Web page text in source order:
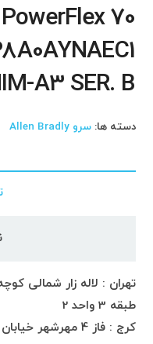
70
A3 SER. B
دسته ها:سرو Allen Bradly
تهران : لاله زار شمالی
طبقه 3 واحد 2
کرج : فاز 4 مهرشهر خیابان 411 شرقی پلاک 114 واحد 1